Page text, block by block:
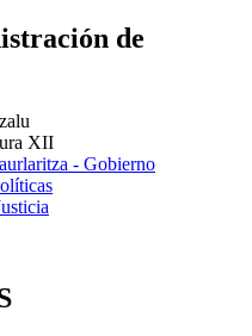
de
XII
- Gobierno